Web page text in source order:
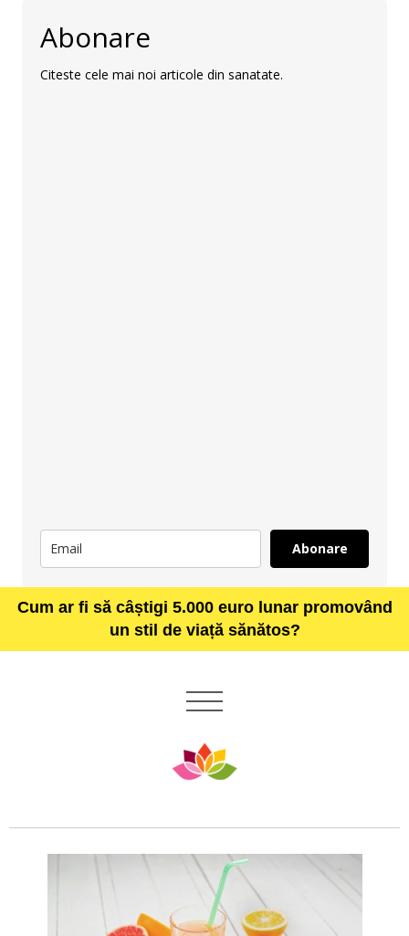
Abonare
Citeste cele mai noi articole din sanatate.
Abonare
Cum ar fi să câștigi 5.000 euro lunar promovând
un stil de viață sănătos?